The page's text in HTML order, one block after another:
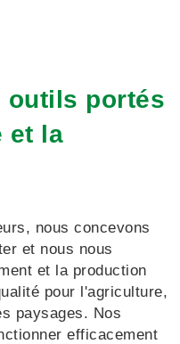
outils portés
et la
nous concevons
et nous nous
et la production
pour l'agriculture,
paysages. Nos
efficacement